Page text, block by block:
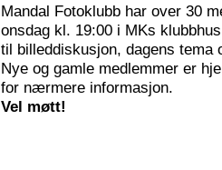
Mandal Fotoklubb har over 30
onsdag kl. 19:00 i MKs
til billeddiskusjon, dagens
Nye og gamle medlemmer er
for nærmere informasjon.
Vel møtt!